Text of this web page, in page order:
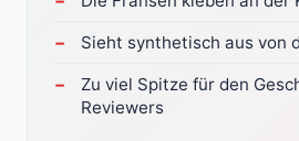
Sieht synthetisch aus von
Zu viel Spitze für den
Reviewers